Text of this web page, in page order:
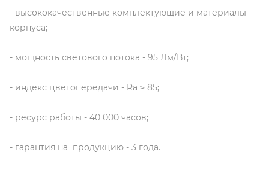
- высококачественные комплектующие и материалы
корпуса;
- мощность светового потока - 95 Лм/Вт;
- индекс цветопередачи - Ra ≥ 85;
- ресурс работы - 40 000 часов;
- гарантия на продукцию - 3 года.